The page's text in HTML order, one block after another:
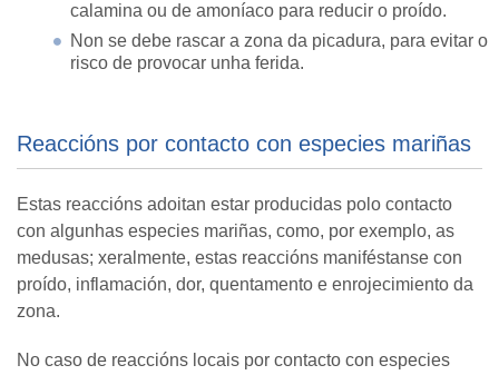
calamina ou de amoníaco para reducir o proído.
Non se debe rascar a zona da picadura, para evitar o
risco de provocar unha ferida.
Reaccións por contacto con especies mariñas
Estas reaccións adoitan estar producidas polo contacto
con algunhas especies mariñas, como, por exemplo, as
medusas; xeralmente, estas reaccións maniféstanse con
proído, inflamación, dor, quentamento e enrojecimiento da
zona.
No caso de reaccións locais por contacto con especies